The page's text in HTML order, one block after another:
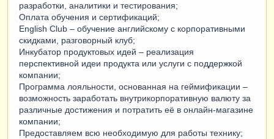
разработки, аналитики и тестирования;
Оплата обучения и сертификаций;
English Club – обучение английскому с корпоративными
скидками, разговорный клуб;
Инкубатор продуктовых идей – реализация
перспективной идеи продукта или услуги с поддержкой
компании;
Программа лояльности, основанная на геймификации –
возможность заработать внутрикорпоративную валюту за
различные достижения и потратить её в онлайн-магазине
компании;
Предоставляем всю необходимую для работы технику;